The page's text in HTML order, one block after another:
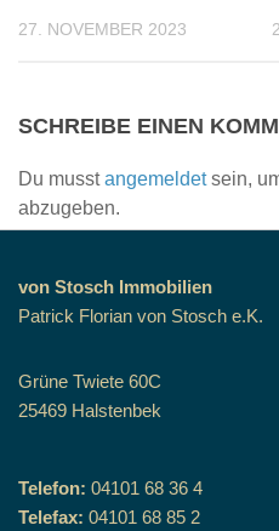
27. NOVEMBER 2023
SCHREIBE EINEN
Du musstangemeldetsein,
abzugeben.
von Stosch Immobilien
Patrick Florian von Stosch e.K.
Grüne Twiete 60C
25469 Halstenbek
Telefon: 04101 68 36 4
Telefax: 04101 68 85 2